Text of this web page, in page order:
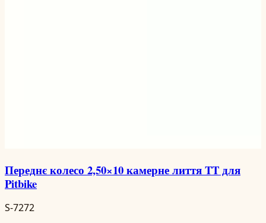
Переднє колесо 2,50×10 камерне лиття TT для
Pitbike
S-7272